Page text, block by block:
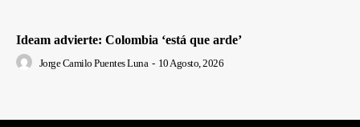
Ideam advierte: Colombia ‘está que arde’
Jorge Camilo Puentes Luna - 10 Agosto, 2026